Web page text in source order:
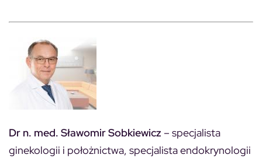
Dr n. med. Sławomir Sobkiewicz – specjalista
ginekologii i położnictwa, specjalista endokrynologii